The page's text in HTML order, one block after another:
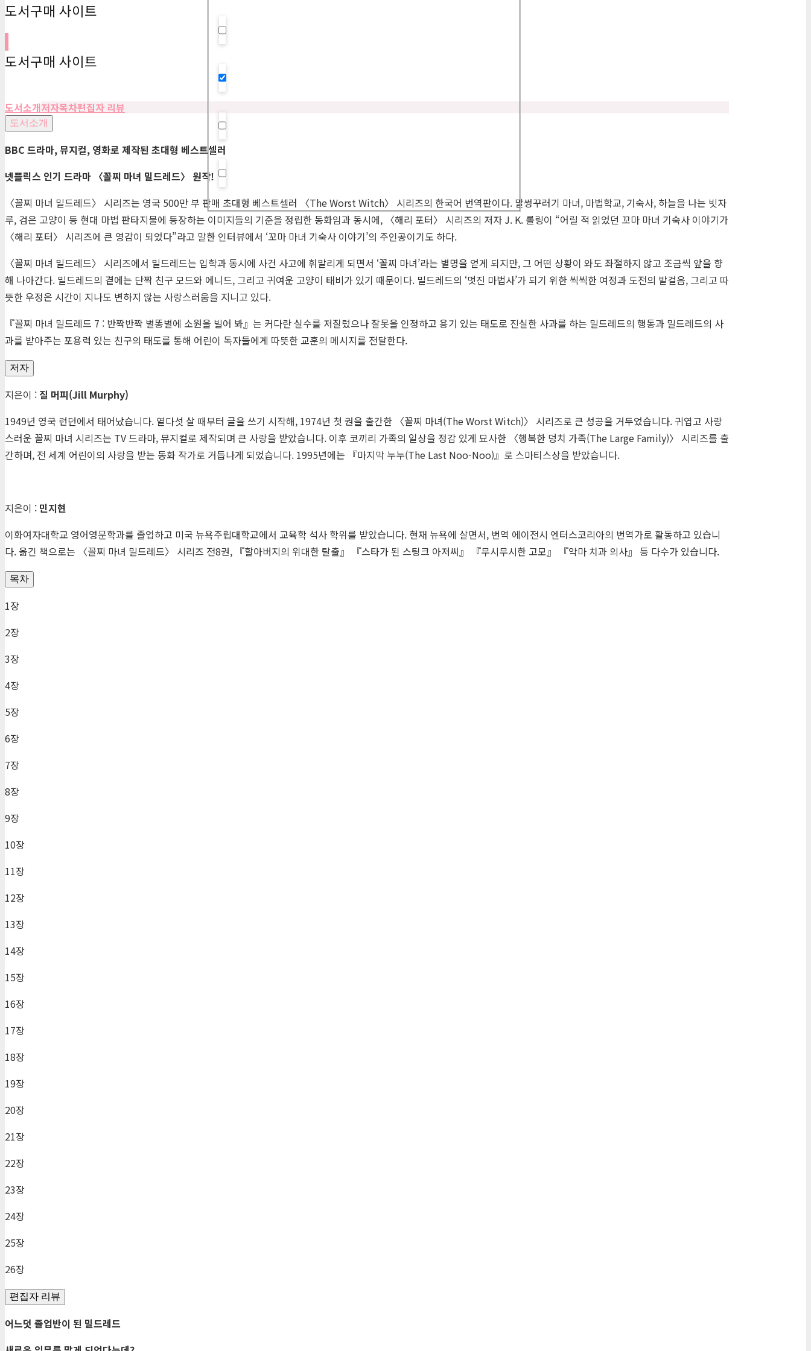
도서구매 사이트
도서구매 사이트
도서소개저자목차편집자 리뷰
도서소개
BBC 드라마,뮤지컬, 영화로 제작된 초대형 베스트셀러
넷플릭스 인기 드라마 〈꼴찌 마녀 밀드레드〉 원작!
〈꼴찌 마녀 밀드레드〉 시리즈는 영국 500만 부 판매 초대형 베스트셀러 〈The Worst Witch〉 시리즈의 한국어 번역판이다. 말썽꾸러기 마녀, 마법학교, 기숙사, 하늘을 나는 빗자
루, 검은 고양이 등 현대 마법 판타지물에 등장하는 이미지들의 기준을 정립한 동화임과 동시에, 〈해리 포터〉 시리즈의 저자 J. K. 롤링이 “어릴 적 읽었던 꼬마 마녀 기숙사 이야기가
〈해리 포터〉 시리즈에 큰 영감이 되었다”라고 말한 인터뷰에서 ‘꼬마 마녀 기숙사 이야기’의 주인공이기도 하다.
〈꼴찌 마녀 밀드레드〉 시리즈에서 밀드레드는 입학과 동시에 사건 사고에 휘말리게 되면서 ‘꼴찌 마녀’라는 별명을 얻게 되지만, 그 어떤 상황이 와도 좌절하지 않고 조금씩 앞을 향
해 나아간다. 밀드레드의 곁에는 단짝 친구 모드와 에니드, 그리고 귀여운 고양이 태비가 있기 때문이다. 밀드레드의 ‘멋진 마법사’가 되기 위한 씩씩한 여정과 도전의 발걸음, 그리고 따
뜻한 우정은 시간이 지나도 변하지 않는 사랑스러움을 지니고 있다.
『꼴찌 마녀 밀드레드 7 : 반짝반짝 별똥별에 소원을 빌어 봐』는 커다란 실수를 저질렀으나 잘못을 인정하고 용기 있는 태도로 진실한 사과를 하는 밀드레드의 행동과 밀드레드의 사
과를 받아주는 포용력 있는 친구의 태도를 통해 어린이 독자들에게 따뜻한 교훈의 메시지를 전달한다.
저자
지은이 : 질 머피(Jill Murphy)
1949년 영국 런던에서 태어났습니다. 열다섯 살 때부터 글을 쓰기 시작해, 1974년 첫 권을 출간한 〈꼴찌 마녀(The Worst Witch)〉 시리즈로 큰 성공을 거두었습니다. 귀엽고 사랑
스러운 꼴찌 마녀 시리즈는 TV 드라마, 뮤지컬로 제작되며 큰 사랑을 받았습니다. 이후 코끼리 가족의 일상을 정감 있게 묘사한 〈행복한 덩치 가족(The Large Family)〉 시리즈를 출
간하며, 전 세계 어린이의 사랑을 받는 동화 작가로 거듭나게 되었습니다. 1995년에는 『마지막 누누(The Last Noo-Noo)』로 스마티스상을 받았습니다.
지은이 : 민지현
이화여자대학교 영어영문학과를 졸업하고 미국 뉴욕주립대학교에서 교육학 석사 학위를 받았습니다. 현재 뉴욕에 살면서, 번역 에이전시 엔터스코리아의 번역가로 활동하고 있습니
다. 옮긴 책으로는 〈꼴찌 마녀 밀드레드〉 시리즈 전8권, 『할아버지의 위대한 탈출』 『스타가 된 스팅크 아저씨』 『무시무시한 고모』 『악마 치과 의사』 등 다수가 있습니다.
목차
1장
2장
3장
4장
5장
6장
7장
8장
9장
10장
11장
12장
13장
14장
15장
16장
17장
18장
19장
20장
21장
22장
23장
24장
25장
26장
편집자 리뷰
어느덧 졸업반이 된 밀드레드